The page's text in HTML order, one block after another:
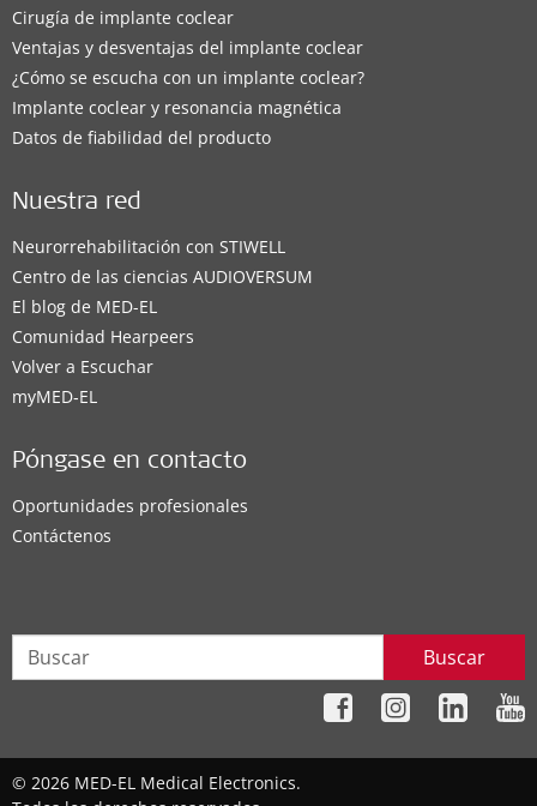
Cirugía de implante coclear
Ventajas y desventajas del implante coclear
¿Cómo se escucha con un implante coclear?
Implante coclear y resonancia magnética
Datos de fiabilidad del producto
Nuestra red
Neurorrehabilitación con STIWELL
Centro de las ciencias AUDIOVERSUM
El blog de MED-EL
Comunidad Hearpeers
Volver a Escuchar
myMED‑EL
Póngase en contacto
Oportunidades profesionales
Contáctenos
Buscar
© 2026 MED-EL Medical Electronics.